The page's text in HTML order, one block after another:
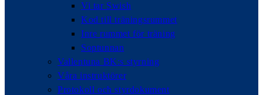
Vi tar Swish
Kod till träningsrummet
Inre rummet för träning
Soptunnan
Vallentuna BK:s styrning
Våra instruktörer
Protokoll och styrdokument